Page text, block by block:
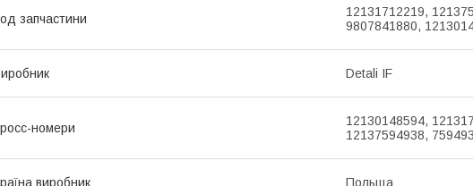
запчастини
12131712219,
9807841880,
Detali IF
номери
12130148594,
12137594938,
виробник Польща